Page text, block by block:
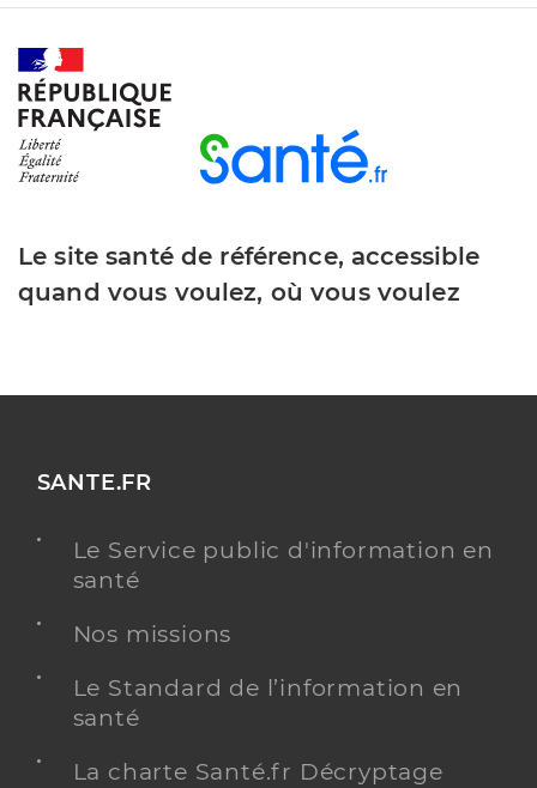
Le site santé de référence, accessible
quand vous voulez, où vous voulez
SANTE.FR
Le Service public d'information en
santé
Nos missions
Le Standard de l’information en
santé
La charte Santé.fr Décryptage